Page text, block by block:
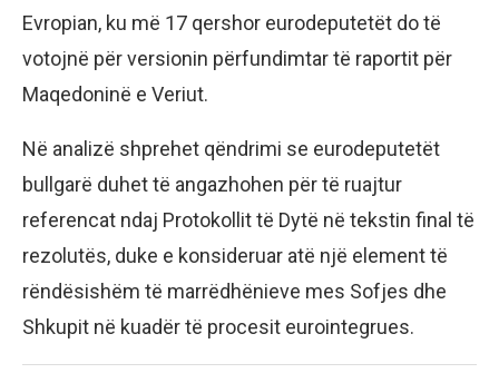
Evropian, ku më 17 qershor eurodeputetët do të
votojnë për versionin përfundimtar të raportit për
Maqedoninë e Veriut.
Në analizë shprehet qëndrimi se eurodeputetët
bullgarë duhet të angazhohen për të ruajtur
referencat ndaj Protokollit të Dytë në tekstin final të
rezolutës, duke e konsideruar atë një element të
rëndësishëm të marrëdhënieve mes Sofjes dhe
Shkupit në kuadër të procesit eurointegrues.